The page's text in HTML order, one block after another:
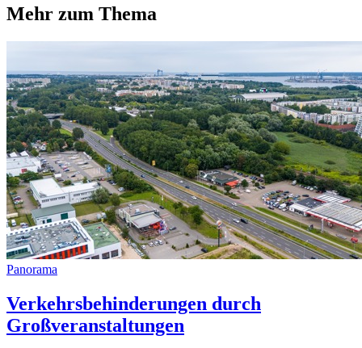
Mehr zum Thema
Panorama
Verkehrsbehinderungen durch
Großveranstaltungen